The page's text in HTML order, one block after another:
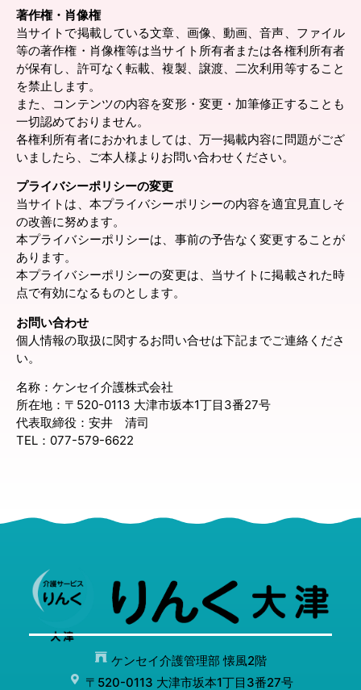
著作権・肖像権
当サイトで掲載している文章、画像、動画、音声、ファイル
等の著作権・肖像権等は当サイト所有者または各権利所有者
が保有し、許可なく転載、複製、譲渡、二次利用等すること
を禁止します。
また、コンテンツの内容を変形・変更・加筆修正することも
一切認めておりません。
各権利所有者におかれましては、万一掲載内容に問題がござ
いましたら、ご本人様よりお問い合わせください。
プライバシーポリシーの変更
当サイトは、本プライバシーポリシーの内容を適宜見直しそ
の改善に努めます。
本プライバシーポリシーは、事前の予告なく変更することが
あります。
本プライバシーポリシーの変更は、当サイトに掲載された時
点で有効になるものとします。
お問い合わせ
個人情報の取扱に関するお問い合せは下記までご連絡くださ
い。
名称：ケンセイ介護株式会社
所在地：〒520-0113 大津市坂本1丁目3番27号
代表取締役：安井 清司
TEL：077-579-6622
ケンセイ介護管理部 懐風2階
〒520-0113 大津市坂本1丁目3番27号